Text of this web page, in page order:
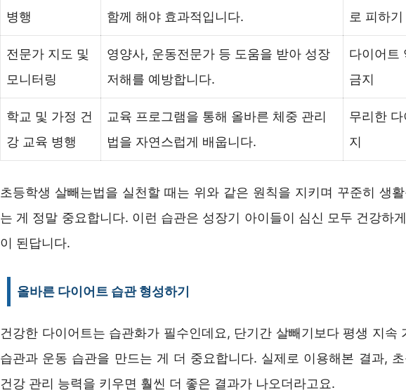
병행
함께 해야 효과적입니다.
로 피하기
전문가 지도 및
모니터링
영양사, 운동전문가 등 도움을 받아 성장
저해를 예방합니다.
다이어트
금지
학교 및 가정 건
강 교육 병행
교육 프로그램을 통해 올바른 체중 관리
법을 자연스럽게 배웁니다.
무리한
지
초등학생 살빼는법을 실천할 때는 위와 같은 원칙을 지키며 꾸준히 생
는 게 정말 중요합니다. 이런 습관은 성장기 아이들이 심신 모두 건강하
이 된답니다.
올바른 다이어트 습관 형성하기
건강한 다이어트는 습관화가 필수인데요, 단기간 살빼기보다 평생 지속
습관과 운동 습관을 만드는 게 더 중요합니다. 실제로 이용해본 결과,
건강 관리 능력을 키우면 훨씬 더 좋은 결과가 나오더라고요.